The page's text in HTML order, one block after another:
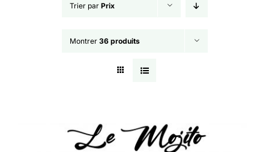
Trier par Prix
Montrer 36 produits